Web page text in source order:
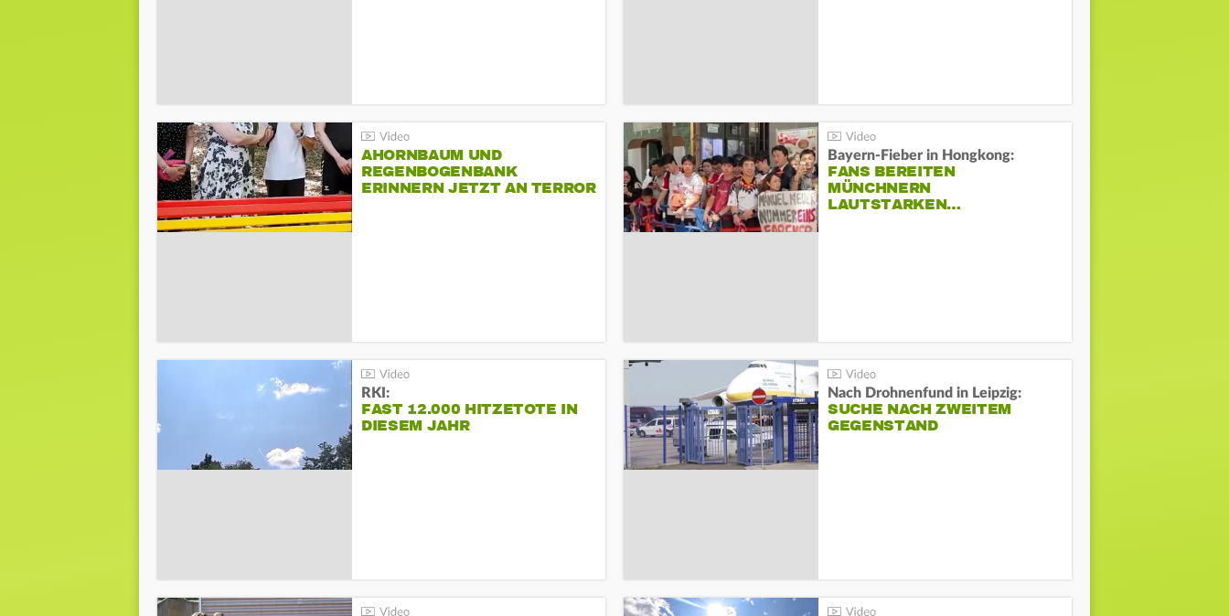
AHORNBAUM UND
REGENBOGENBANK
ERINNERN JETZT AN TERROR
Bayern-Fieber in Hongkong:
FANS BEREITEN
MÜNCHNERN
LAUTSTARKEN…
RKI:
FAST 12.000 HITZETOTE IN
DIESEM JAHR
Nach Drohnenfund in Leipzig:
SUCHE NACH ZWEITEM
GEGENSTAND